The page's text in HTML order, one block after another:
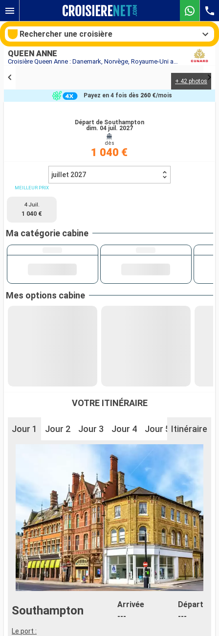
Croisière Queen Anne : Danemark, Norvège, Royaume-Uni au départ de Southampton
QUEEN ANNE
+ 42 photos
Départ de Southampton
dim. 04 juil. 2027
dès
1 040 €
Payez en 4 fois dès 260 €/mois
juillet 2027
MEILLEUR PRIX
4 Juil.
1 040 €
Ma catégorie cabine
Mes options cabine
VOTRE ITINÉRAIRE
Jour 1 Jour 2 Jour 3 Jour 4 Jour 5 Jour 6
Itinéraire
Southampton
Arrivée
---
Départ
---
Le port :
Rechercher une croisière
Nos destinations
Compagnies
Rechercher